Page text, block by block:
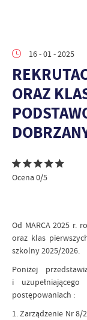
16 - 01 - 2025
ORAZ
Ocena 0/5
Od MARCA 2025 r.
oraz klas
szkolny 2025/2026.
Poniżej
i
postępowaniach :
1. Zarządzenie Nr